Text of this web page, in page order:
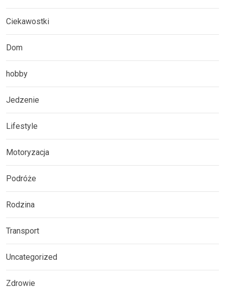
Ciekawostki
Dom
hobby
Jedzenie
Lifestyle
Motoryzacja
Podróże
Rodzina
Transport
Uncategorized
Zdrowie